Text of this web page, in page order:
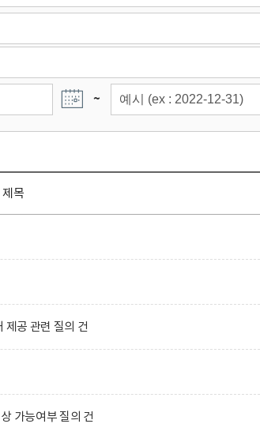
~
제목
제공 관련 질의 건
가능여부 질의 건